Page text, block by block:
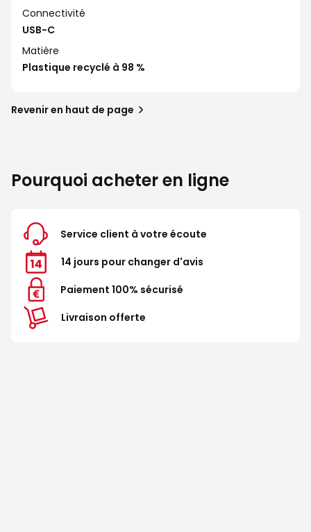
Connectivité
USB-C
Matière
Plastique recyclé à 98 %
Revenir en haut de page
Pourquoi acheter en ligne
Service client à votre écoute
14 jours pour changer d'avis
Paiement 100% sécurisé
Livraison offerte